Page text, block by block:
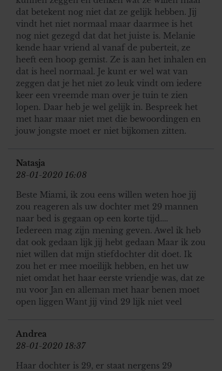
partners kunnen deze gegevens combineren met andere
informatie die u aan ze heeft verstrekt of die ze hebben
verzameld op basis van uw gebruik van hun services. U
gaat akkoord met onze cookies als u onze website blijft
gebruiken.
dat betekent nog niet dat ze gelijk hebben. Jij
vindt het niet normaal maar daarmee is het
nog niet gezegd dat dat het juiste is. Melanie
kende haar vriend al vanaf de puberteit, ze
heeft een hoop gemist. Ze is aan het inhalen en
dat is heel normaal. Je kunt er wel wat van
zeggen dat je het niet zo leuk vindt om iedere
keer een vreemde man over je tuin te zien
lopen. Daar heb je wel gelijk in. Bespreek het
met haar maar niet met die bewoordingen en
jouw jongste moet er niet bijkomen zitten.
Natasja
28-01-2020 16:08
Beste Miami, ik zou eens willen weten hoe jij
zou reageren als uw dochter met 29 mannen
naar bed is gegaan op een korte tijd....
Iedereen mag zijn mening geven. Awel ik heb
dat ook gedaan lijk jij hebt gedaan Maar ik zou
niet willen dat mijn stiefdochter dit doet. Ik
zou het er mee moeilijk hebben, en het uw
niet omdat het haar eerste vriendje was, dat ze
nu voor Jan en alleman met haar benen moet
open liggen Want jij vind 29 lijk niet veel
Andrea
28-01-2020 18:37
Haar dochter is 29, er staat nergens 29